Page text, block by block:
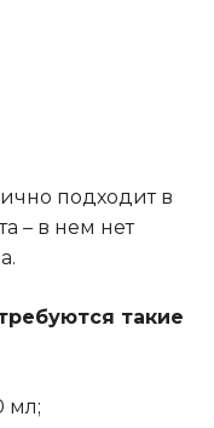
подходит в
– в нем нет
такие
мл;